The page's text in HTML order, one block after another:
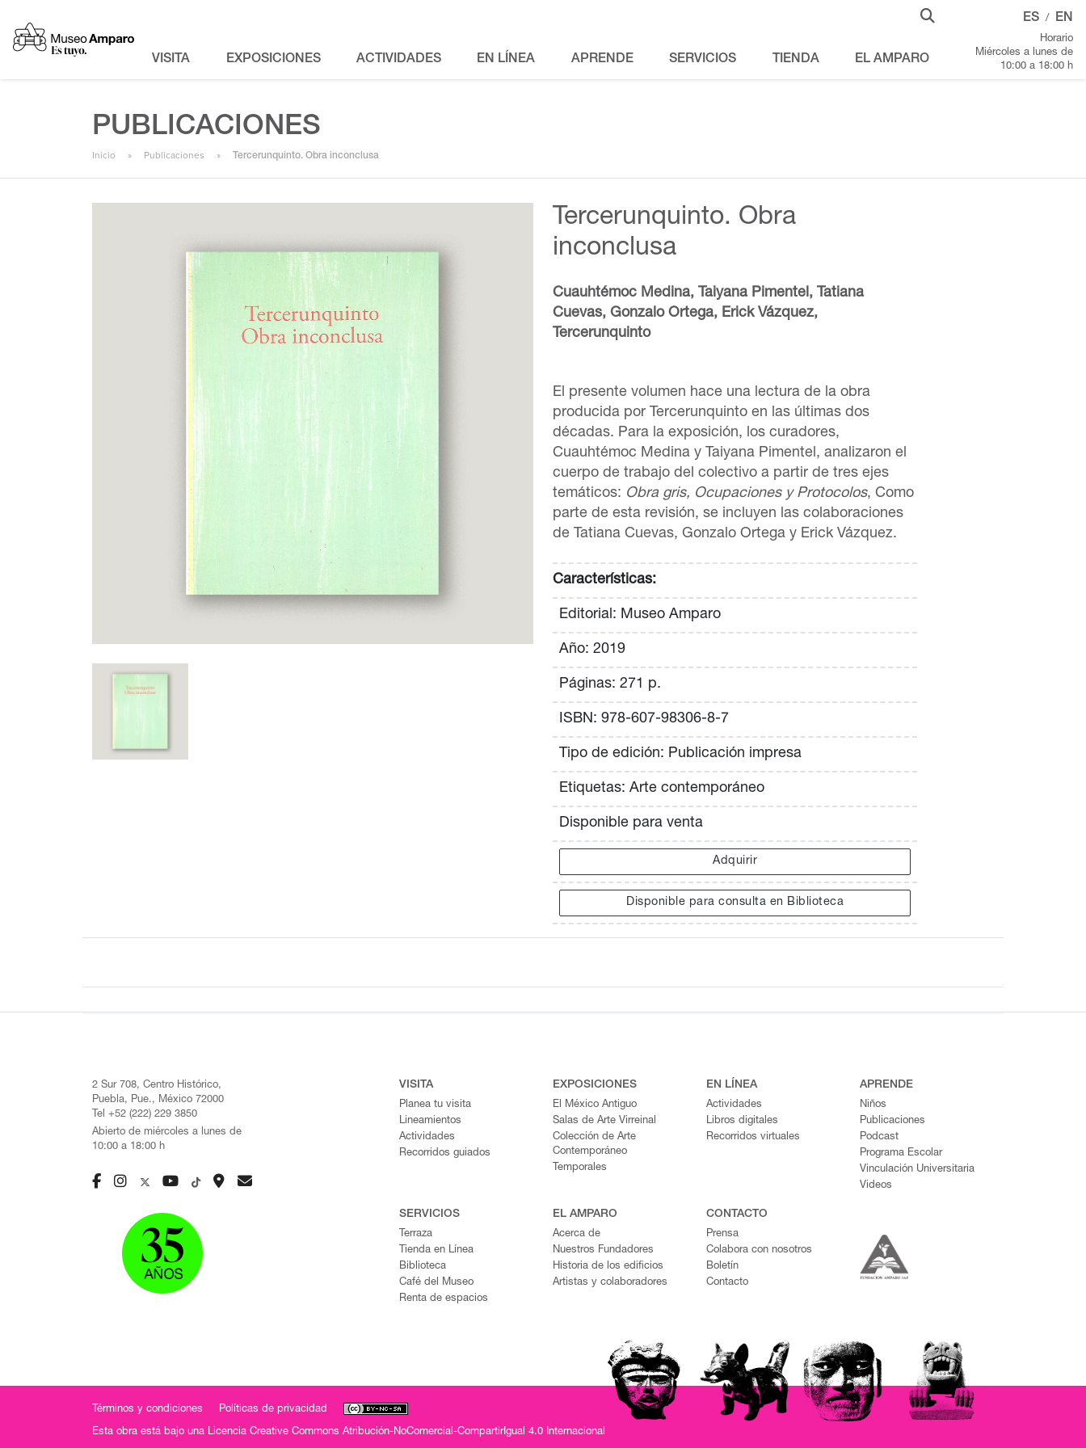
VISITA EXPOSICIONES ACTIVIDADES EN LÍNEA APRENDE SERVICIOS TIENDA EL AMPARO
ES / EN
Horario
Miércoles a lunes de
10:00 a 18:00 h
PUBLICACIONES
Inicio Publicaciones Tercerunquinto. Obra inconclusa
Tercerunquinto. Obra
inconclusa
Cuauhtémoc Medina, Taiyana Pimentel, Tatiana
Cuevas, Gonzalo Ortega, Erick Vázquez,
Tercerunquinto
El presente volumen hace una lectura de la obra
producida por Tercerunquinto en las últimas dos
décadas. Para la exposición, los curadores,
Cuauhtémoc Medina y Taiyana Pimentel, analizaron el
cuerpo de trabajo del colectivo a partir de tres ejes
temáticos: Obra gris, Ocupaciones y Protocolos, Como
parte de esta revisión, se incluyen las colaboraciones
de Tatiana Cuevas, Gonzalo Ortega y Erick Vázquez.
Características:
Editorial: Museo Amparo
Año: 2019
Páginas: 271 p.
ISBN: 978-607-98306-8-7
Tipo de edición: Publicación impresa
Etiquetas: Arte contemporáneo
Disponible para venta
Adquirir
Disponible para consulta en Biblioteca
2 Sur 708, Centro Histórico,
Puebla, Pue., México 72000
Tel +52 (222) 229 3850
Abierto de miércoles a lunes de
10:00 a 18:00 h
VISITA
Planea tu visita
Lineamientos
Actividades
Recorridos guiados
EXPOSICIONES
El México Antiguo
Salas de Arte Virreinal
Colección de Arte
Contemporáneo
Temporales
EN LÍNEA
Actividades
Libros digitales
Recorridos virtuales
APRENDE
Niños
Publicaciones
Podcast
Programa Escolar
Vinculación Universitaria
Videos
SERVICIOS
Terraza
Tienda en Línea
Biblioteca
Café del Museo
Renta de espacios
EL AMPARO
Acerca de
Nuestros Fundadores
Historia de los edificios
Artistas y colaboradores
CONTACTO
Prensa
Colabora con nosotros
Boletín
Contacto
Términos y condiciones Políticas de privacidad
Esta obra está bajo una Licencia Creative Commons Atribución-NoComercial-CompartirIgual 4.0 Internacional